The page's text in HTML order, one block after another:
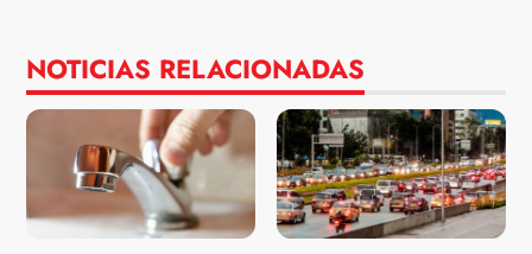
NOTICIAS RELACIONADAS